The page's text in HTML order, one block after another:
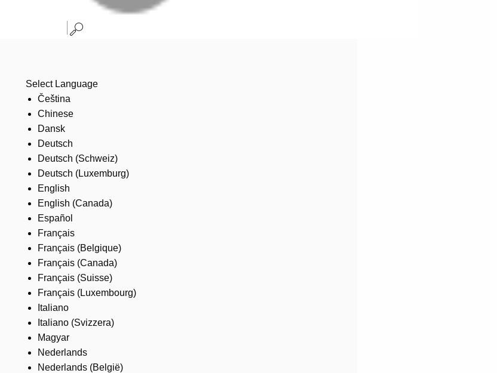
Select Language
Čeština
Chinese
Dansk
Deutsch
Deutsch (Schweiz)
Deutsch (Luxemburg)
English
English (Canada)
Español
Français
Français (Belgique)
Français (Canada)
Français (Suisse)
Français (Luxembourg)
Italiano
Italiano (Svizzera)
Magyar
Nederlands
Nederlands (België)